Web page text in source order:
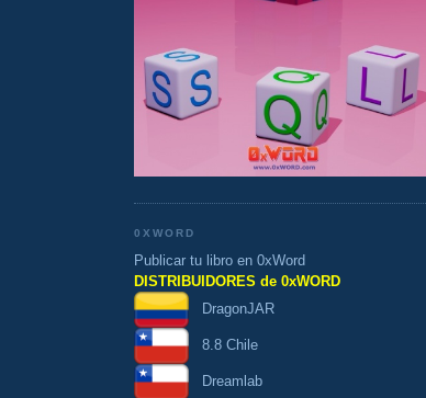
0XWORD
Publicar tu libro en 0xWord
DISTRIBUIDORES de 0xWORD
DragonJAR
8.8 Chile
Dreamlab